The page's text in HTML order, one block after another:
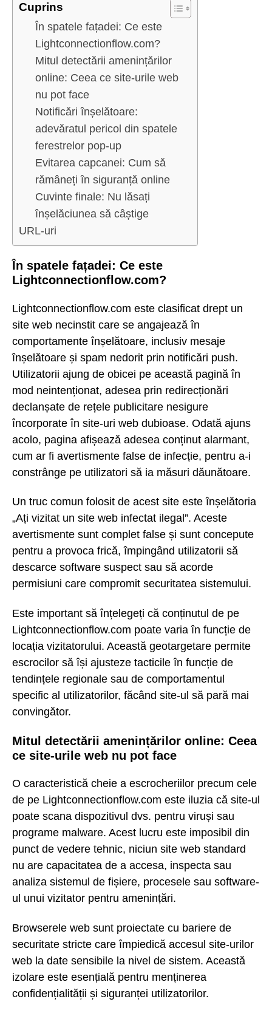
Cuprins
În spatele fațadei: Ce este
Lightconnectionflow.com?
Mitul detectării amenințărilor
online: Ceea ce site-urile web
nu pot face
Notificări înșelătoare:
adevăratul pericol din spatele
ferestrelor pop-up
Evitarea capcanei: Cum să
rămâneți în siguranță online
Cuvinte finale: Nu lăsați
înșelăciunea să câștige
URL-uri
În spatele fațadei: Ce este
Lightconnectionflow.com?
Lightconnectionflow.com este clasificat drept un
site web necinstit care se angajează în
comportamente înșelătoare, inclusiv mesaje
înșelătoare și spam nedorit prin notificări push.
Utilizatorii ajung de obicei pe această pagină în
mod neintenționat, adesea prin redirecționări
declanșate de rețele publicitare nesigure
încorporate în site-uri web dubioase. Odată ajuns
acolo, pagina afișează adesea conținut alarmant,
cum ar fi avertismente false de infecție, pentru a-i
constrânge pe utilizatori să ia măsuri dăunătoare.
Un truc comun folosit de acest site este înșelătoria
„Ați vizitat un site web infectat ilegal”. Aceste
avertismente sunt complet false și sunt concepute
pentru a provoca frică, împingând utilizatorii să
descarce software suspect sau să acorde
permisiuni care compromit securitatea sistemului.
Este important să înțelegeți că conținutul de pe
Lightconnectionflow.com poate varia în funcție de
locația vizitatorului. Această geotargetare permite
escrocilor să își ajusteze tacticile în funcție de
tendințele regionale sau de comportamentul
specific al utilizatorilor, făcând site-ul să pară mai
convingător.
Mitul detectării amenințărilor online: Ceea
ce site-urile web nu pot face
O caracteristică cheie a escrocheriilor precum cele
de pe Lightconnectionflow.com este iluzia că site-ul
poate scana dispozitivul dvs. pentru viruși sau
programe malware. Acest lucru este imposibil din
punct de vedere tehnic, niciun site web standard
nu are capacitatea de a accesa, inspecta sau
analiza sistemul de fișiere, procesele sau software-
ul unui vizitator pentru amenințări.
Browserele web sunt proiectate cu bariere de
securitate stricte care împiedică accesul site-urilor
web la date sensibile la nivel de sistem. Această
izolare este esențială pentru menținerea
confidențialității și siguranței utilizatorilor.